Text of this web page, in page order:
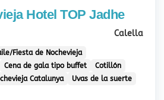
Hotel TOP Jadhe
Calella
Fiesta de Nochevieja
Cena de gala tipo buffet
Cotillón
Catalunya
Uvas de la suerte